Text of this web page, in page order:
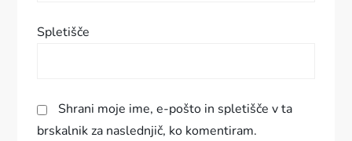
k
Spletišče
Shrani moje ime, e-pošto in spletišče v ta
brskalnik za naslednjič, ko komentiram.